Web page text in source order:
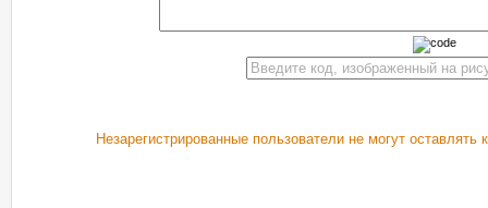
Незарегистрированные пользователи не могут